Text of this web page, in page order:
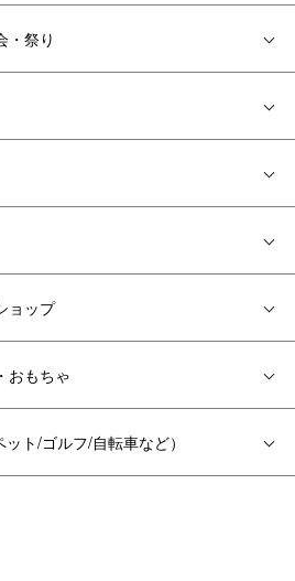
・祭り
ョップ
おもちゃ
ト/ゴルフ/自転車など）